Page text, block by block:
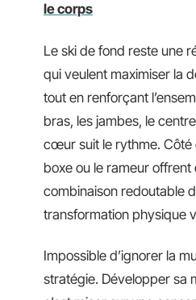
le corps
Le ski de fond reste une
qui veulent maximiser la
tout en renforçant
bras, les jambes, le
cœur suit le rythme. Côté
boxe ou le rameur offrent
combinaison redoutable
transformation physique
Impossible d’ignorer la
stratégie. Développer sa